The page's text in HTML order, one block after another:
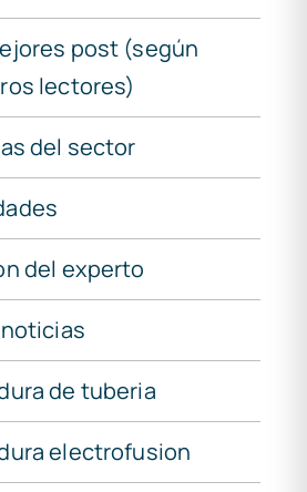
post (según
lectores)
del sector
del experto
de tuberia
electrofusion